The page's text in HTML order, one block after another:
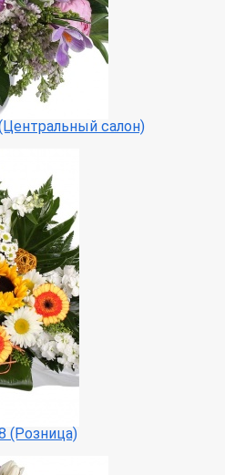
салон)
(Розница)